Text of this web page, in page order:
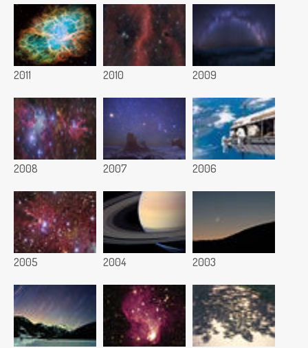
2011 2010 2009
2008 2007 2006
2005 2004 2003